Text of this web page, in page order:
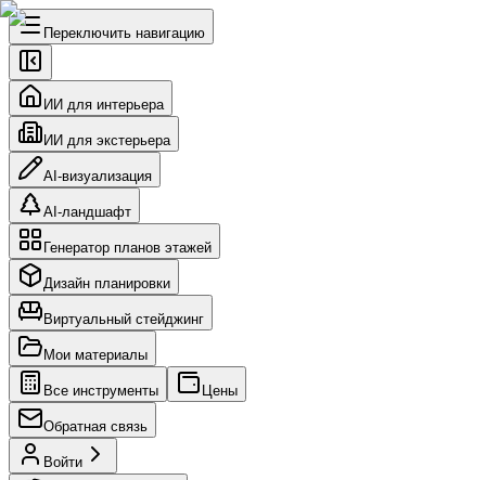
Переключить навигацию
ИИ для интерьера
ИИ для экстерьера
AI-визуализация
AI-ландшафт
Генератор планов этажей
Дизайн планировки
Виртуальный стейджинг
Мои материалы
Все инструменты Цены
Обратная связь
Войти